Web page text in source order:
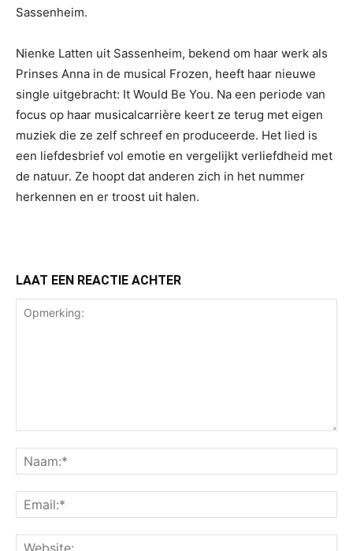
Sassenheim.
Nienke Latten uit Sassenheim, bekend om haar werk als
Prinses Anna in de musical Frozen, heeft haar nieuwe
single uitgebracht: It Would Be You. Na een periode van
focus op haar musicalcarrière keert ze terug met eigen
muziek die ze zelf schreef en produceerde. Het lied is
een liefdesbrief vol emotie en vergelijkt verliefdheid met
de natuur. Ze hoopt dat anderen zich in het nummer
herkennen en er troost uit halen.
LAAT EEN REACTIE ACHTER